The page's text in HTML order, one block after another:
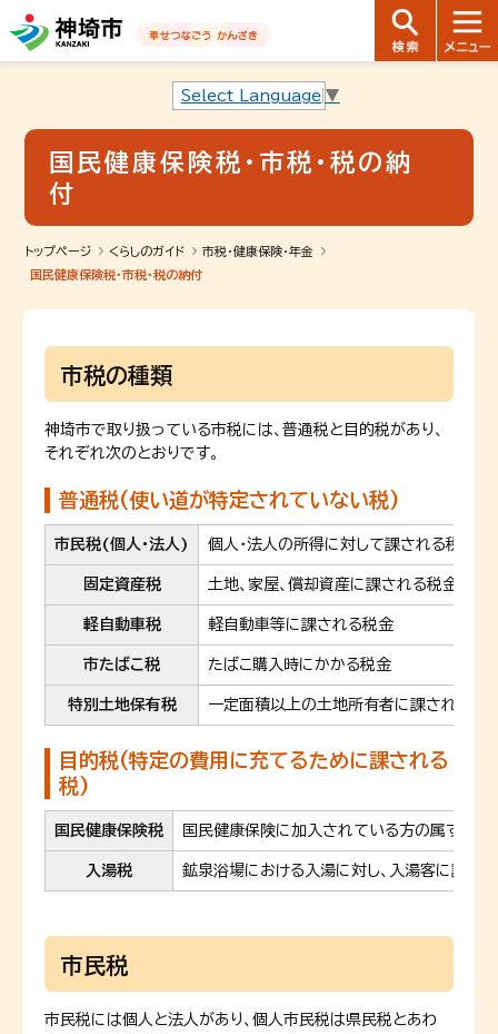
音声読み上げ用ナビゲーションです。
本文へ移動します
ページ最後（フッター）へ移動します
音声読み上げ用ナビゲーションはここまでです。
Select Language ▼
国民健康保険税・市税・税の納
付
トップページ くらしのガイド
市税・健康保険・年金
国民健康保険税・市税・税の納付
市税の種類
神埼市で取り扱っている市税には、普通税と目的税があり、
それぞれ次のとおりです。
普通税(使い道が特定されていない税)
市民税(個人・法人) 個人・法人の所得に対して課される税金
固定資産税 土地、家屋、償却資産に課される税金
軽自動車税 軽自動車等に課される税金
市たばこ税 たばこ購入時にかかる税金
特別土地保有税 一定面積以上の土地所有者に課される税
目的税(特定の費用に充てるために課される
税)
国民健康保険税 国民健康保険に加入されている方の属する
入湯税 鉱泉浴場における入湯に対し、入湯客に課さ
市民税
市民税には個人と法人があり、個人市民税は県民税とあわ